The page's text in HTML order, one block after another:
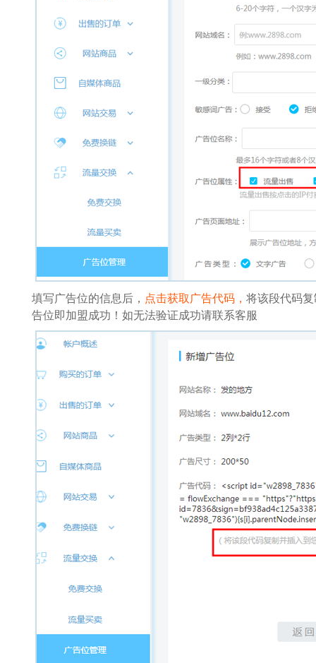
填写广告位的信息后， 点击获取广告代码， 将该段代码
告位即加盟成功！如无法验证成功请联系客服